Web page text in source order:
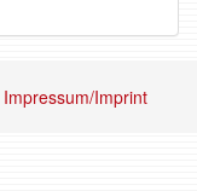
Impressum/Imprint